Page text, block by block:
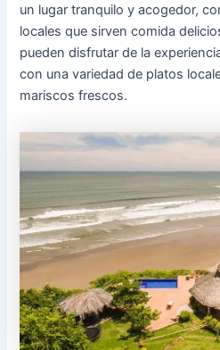
un lugar tranquilo y acogedor,
locales que sirven comida
pueden disfrutar de la
con una variedad de platos
mariscos frescos.